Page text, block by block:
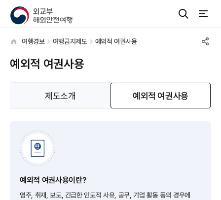
여행경보 여행금지제도 예외적 여권사용
예외적 여권사용
제도소개 예외적 여권사용
예외적 여권사용이란?
영주, 취재, 보도, 긴급한 인도적 사유, 공무, 기업 활동 등의 경우에